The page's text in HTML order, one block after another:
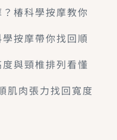
椿科學按摩教你
按摩帶你找回順
與頸椎排列看懂
肌肉張力找回寬度